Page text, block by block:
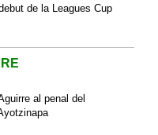
de la Leagues Cup
al penal del